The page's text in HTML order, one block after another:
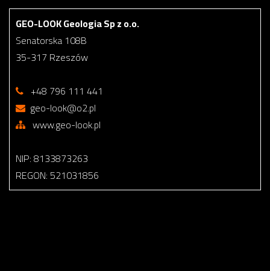
GEO-LOOK Geologia Sp z o.o.
Senatorska 108B
35-317 Rzeszów
+48 796 111 441
geo-look@o2.pl
www.geo-look.pl
NIP: 8133873263
REGON: 521031856